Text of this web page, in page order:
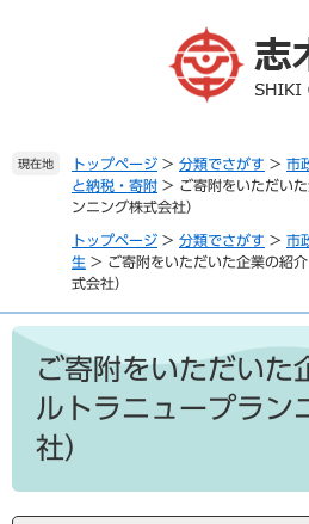
現在地 トップページ > 分類でさがす > 市
と納税・寄附 > ご寄附をいただい
ンニング株式会社）
トップページ > 分類でさがす > 市
生 > ご寄附をいただいた企業の紹
式会社）
本
ご寄附をいただいた
ルトラニュープラン
社）